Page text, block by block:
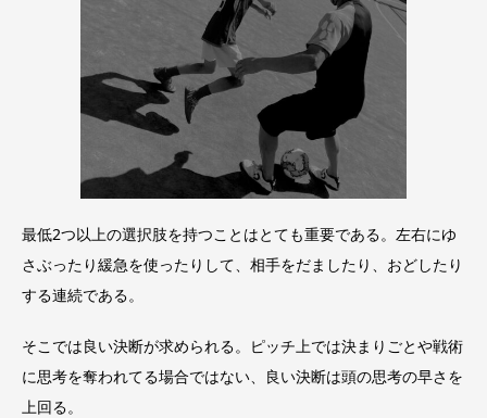
最低2つ以上の選択肢を持つことはとても重要である。左右にゆ
さぶったり緩急を使ったりして、相手をだましたり、おどしたり
する連続である。
そこでは良い決断が求められる。ピッチ上では決まりごとや戦術
に思考を奪われてる場合ではない、良い決断は頭の思考の早さを
上回る。